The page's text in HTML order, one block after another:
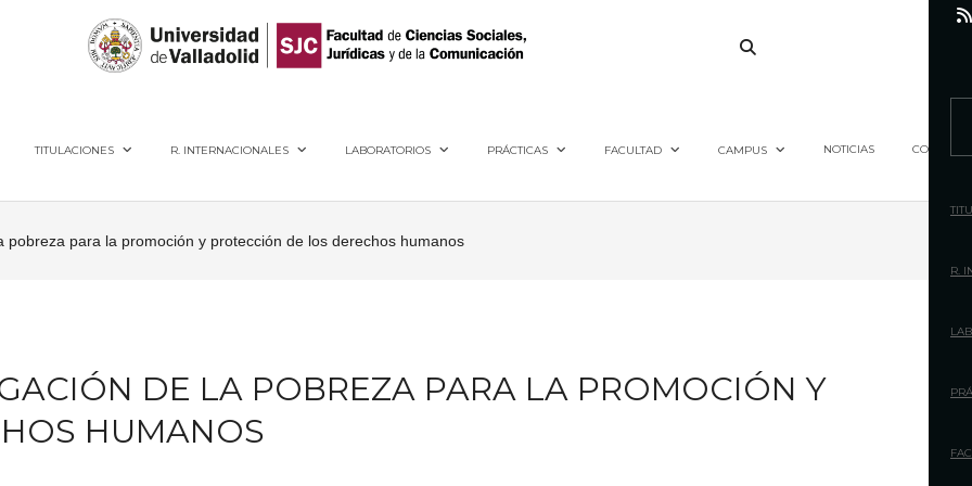
TITULACIONES R. INTERNACIONALES LABORATORIOS PRÁCTICAS FACULTAD CAMPUS NOTICIAS CONTACTO
pobreza para la promoción y protección de los derechos humanos
DE LA POBREZA PARA LA PROMOCIÓN Y
HUMANOS
r
h
o
:
R.